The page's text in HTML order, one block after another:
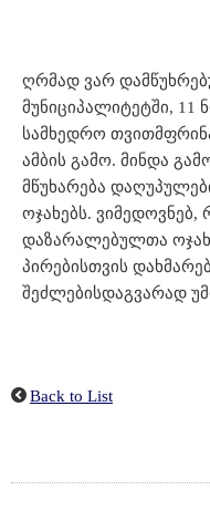
ღრმად ვარ
მუნიციპალიტეტში, 11
სამხედრო
ამბის გამო. მინდა
მწუხარება
ოჯახებს.
დაზარალებულთა
პირებისთვის
შეძლებისდაგვარად
Back to List